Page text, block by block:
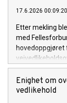
17.6.2026
Etter mekling
med
Enighet om
vedlikehold